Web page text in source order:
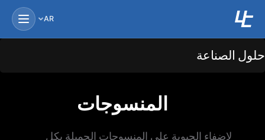
AR
الصناعة
المنسوجات
لإضفاء الحيوية على المنسوجات الجميلة بكل